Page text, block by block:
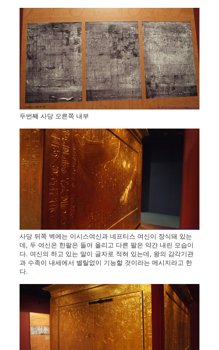
두번째 사당 오른쪽 내부
사당 뒤쪽 벽에는 이시스여신과 네프티스 여신이 장식돼 있는
데, 두 여신은 한팔은 들어 올리고 다른 팔은 약간 내린 모습이
다. 여신의 하고 있는 말이 글자로 적혀 있는데, 왕의 감각기관
과 수족이 내세에서 별탈없이 기능할 것이라는 메시지라고 한
다.